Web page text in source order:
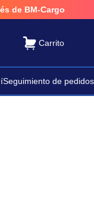
Seguimiento de pedidos